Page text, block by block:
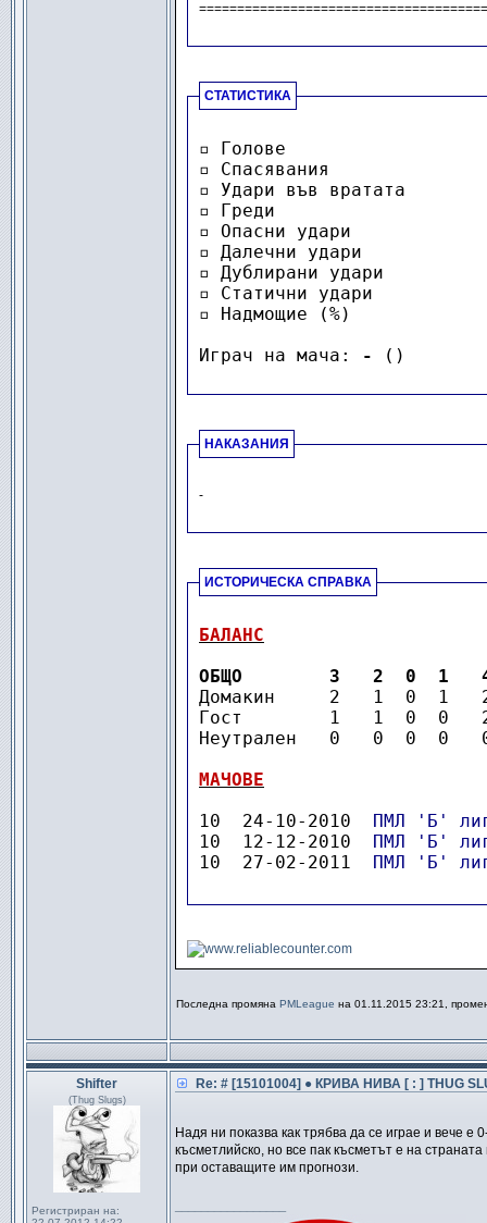
СТАТИСТИКА
▫
▫
▫ Удари във
▫
▫ Опасни
▫ Далечни
▫ Дублирани
▫ Статични
▫ Надмощие
Играч на мача:
- ()
НАКАЗАНИЯ
-
ИСТОРИЧЕСКА СПРАВКА
БАЛАНС
ОБЩО        3   2  0  1
Домакин     2   1  0  1
Гост        1   1  0  0
Неутрален   0   0  0  0
МАЧОВЕ
10  24-10-2010 ПМЛ 'Б'
10  12-12-2010 ПМЛ 'Б'
10  27-02-2011 ПМЛ 'Б'
Последна промяна PMLeague на 01.11.2015 23:21,
Shifter
(Thug Slugs)
Регистриран на:
Re: # [15101004] ● КРИВА НИВА [ : ] THUG
Надя ни показва как трябва да се играе и вече
късметлийско, но все пак късметът е на
при оставащите им прогнози.